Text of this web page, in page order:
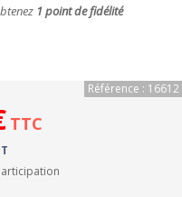
1 point de fidélité
Référence : 16612
TTC